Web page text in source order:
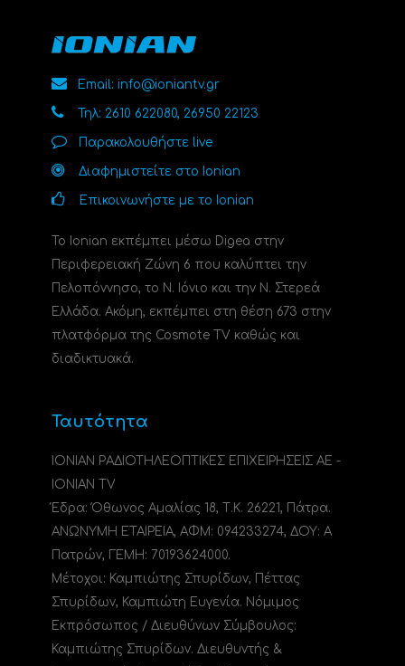
Email: info@ioniantv.gr
Τηλ: 2610 622080, 26950 22123
Παρακολουθήστε live
Διαφημιστείτε στο Ionian
Επικοινωνήστε με το Ionian
Το Ionian εκπέμπει μέσω Digea στην
Περιφερειακή Ζώνη 6 που καλύπτει την
Πελοπόννησο, το N. Ιόνιο και την Ν. Στερεά
Ελλάδα. Ακόμη, εκπέμπει στη θέση 673 στην
πλατφόρμα της Cosmote TV καθώς και
διαδικτυακά.
Ταυτότητα
ΙΟΝΙΑΝ ΡΑΔΙΟΤΗΛΕΟΠΤΙΚΕΣ ΕΠΙΧΕΙΡΗΣΕΙΣ ΑΕ -
IONIAN TV
Έδρα: Όθωνος Αμαλίας 18, Τ.Κ. 26221, Πάτρα.
ΑΝΩΝΥΜΗ ΕΤΑΙΡΕΙΑ, ΑΦΜ: 094233274, ΔΟΥ: A
Πατρών, ΓΕΜΗ: 70193624000.
Μέτοχοι: Καμπιώτης Σπυρίδων, Πέττας
Σπυρίδων, Καμπιώτη Ευγενία. Νόμιμος
Εκπρόσωπος / Διευθύνων Σύμβουλος:
Καμπιώτης Σπυρίδων. Διευθυντής &